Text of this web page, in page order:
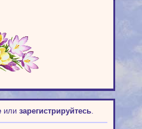
или зарегистрируйтесь.